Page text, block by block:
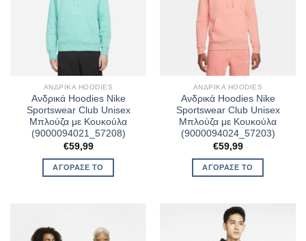
ΑΝΔΡΙΚΆ HOODIES
Ανδρικά Hoodies Nike
Sportswear Club Unisex
Μπλούζα με Κουκούλα
(9000094021_57208)
€59,99
ΑΓΌΡΑΣΈ ΤΟ
ΑΝΔΡΙΚΆ HOODIES
Ανδρικά Hoodies Nike
Sportswear Club Unisex
Μπλούζα με Κουκούλα
(9000094024_57203)
€59,99
ΑΓΌΡΑΣΈ ΤΟ